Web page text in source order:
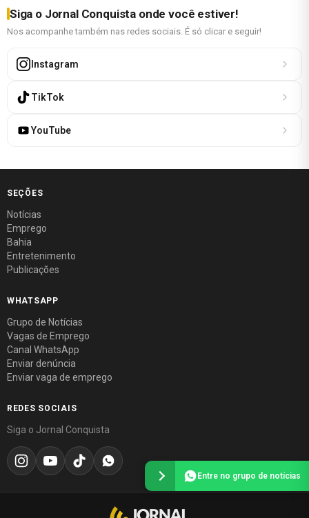
Siga o Jornal Conquista onde você estiver!
Nos acompanhe também nas redes sociais. É só clicar e seguir!
Instagram
TikTok
YouTube
SEÇÕES
Notícias
Emprego
Bahia
Entretenimento
Publicações
WHATSAPP
Grupo de Notícias
Vagas de Emprego
Canal WhatsApp
Enviar denúncia
Enviar vaga de emprego
REDES SOCIAIS
Siga o Jornal Conquista
Entre no grupo de notícias